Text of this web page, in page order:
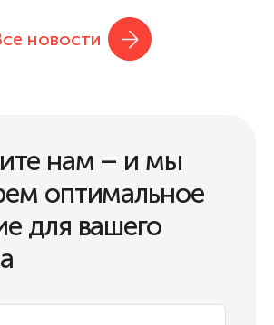
новости
нам – и мы
оптимальное
для вашего